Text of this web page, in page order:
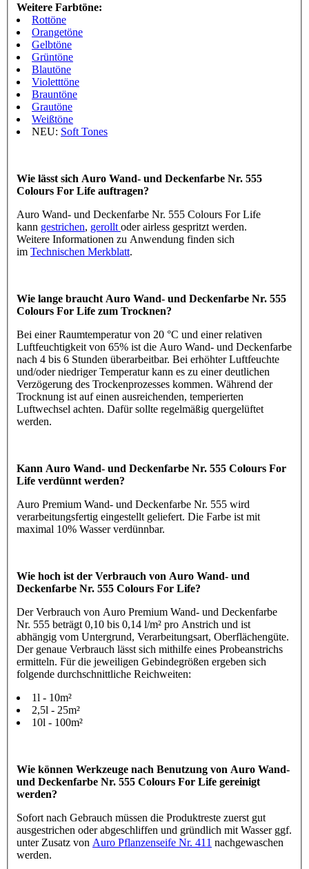
Weitere Farbtöne:
Rottöne
Orangetöne
Gelbtöne
Grüntöne
Blautöne
Violetttöne
Brauntöne
Grautöne
Weißtöne
NEU: Soft Tones
Wie lässt sich Auro Wand- und Deckenfarbe Nr. 555
Colours For Life auftragen?
Auro Wand- und Deckenfarbe Nr. 555 Colours For Life
kann gestrichen, gerollt oder airless gespritzt werden.
Weitere Informationen zu Anwendung finden sich
im Technischen Merkblatt.
Wie lange braucht Auro Wand- und Deckenfarbe Nr. 555
Colours For Life zum Trocknen?
Bei einer Raumtemperatur von 20 °C und einer relativen
Luftfeuchtigkeit von 65% ist die Auro Wand- und Deckenfarbe
nach 4 bis 6 Stunden überarbeitbar. Bei erhöhter Luftfeuchte
und/oder niedriger Temperatur kann es zu einer deutlichen
Verzögerung des Trockenprozesses kommen. Während der
Trocknung ist auf einen ausreichenden, temperierten
Luftwechsel achten. Dafür sollte regelmäßig quergelüftet
werden.
Kann Auro Wand- und Deckenfarbe Nr. 555 Colours For
Life verdünnt werden?
Auro Premium Wand- und Deckenfarbe Nr. 555 wird
verarbeitungsfertig eingestellt geliefert. Die Farbe ist mit
maximal 10% Wasser verdünnbar.
Wie hoch ist der Verbrauch von Auro Wand- und
Deckenfarbe Nr. 555 Colours For Life?
Der Verbrauch von Auro Premium Wand- und Deckenfarbe
Nr. 555 beträgt 0,10 bis 0,14 l/m² pro Anstrich und ist
abhängig vom Untergrund, Verarbeitungsart, Oberflächengüte.
Der genaue Verbrauch lässt sich mithilfe eines Probeanstrichs
ermitteln. Für die jeweiligen Gebindegrößen ergeben sich
folgende durchschnittliche Reichweiten:
1l - 10m²
2,5l - 25m²
10l - 100m²
Wie können Werkzeuge nach Benutzung von Auro Wand-
und Deckenfarbe Nr. 555 Colours For Life gereinigt
werden?
Sofort nach Gebrauch müssen die Produktreste zuerst gut
ausgestrichen oder abgeschliffen und gründlich mit Wasser ggf.
unter Zusatz von Auro Pflanzenseife Nr. 411 nachgewaschen
werden.